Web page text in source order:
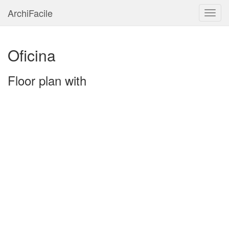
ArchiFacile
Oficina
Floor plan with